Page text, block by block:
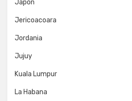
Japón
Jericoacoara
Jordania
Jujuy
Kuala Lumpur
La Habana